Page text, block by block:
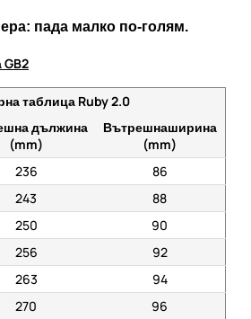
пада малко по-голям.
GB2
таблица Ruby 2.0
дължина
(mm)
Вътрешнаширина
(mm)
236
86
243
88
250
90
256
92
263
94
270
96